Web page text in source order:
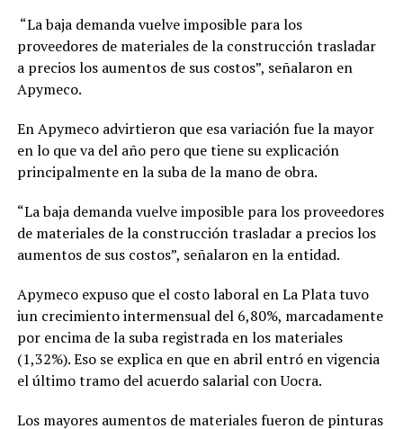
“La baja demanda vuelve imposible para los
proveedores de materiales de la construcción trasladar
a precios los aumentos de sus costos”, señalaron en
Apymeco.
En Apymeco advirtieron que esa variación fue la mayor
en lo que va del año pero que tiene su explicación
principalmente en la suba de la mano de obra.
“La baja demanda vuelve imposible para los proveedores
de materiales de la construcción trasladar a precios los
aumentos de sus costos”, señalaron en la entidad.
Apymeco expuso que el costo laboral en La Plata tuvo
iun crecimiento intermensual del 6,80%, marcadamente
por encima de la suba registrada en los materiales
(1,32%). Eso se explica en que en abril entró en vigencia
el último tramo del acuerdo salarial con Uocra.
Los mayores aumentos de materiales fueron de pinturas